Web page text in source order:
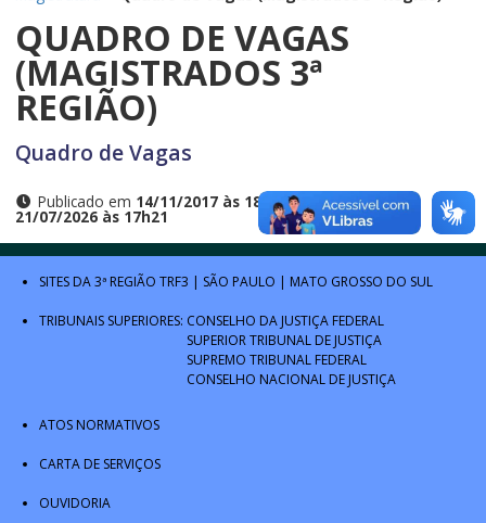
QUADRO DE VAGAS
(MAGISTRADOS 3ª
REGIÃO)
Quadro de Vagas
Publicado em 14/11/2017 às 18h56e atualizado em
21/07/2026 às 17h21
SITES DA 3ª REGIÃO TRF3 | SÃO PAULO | MATO GROSSO DO SUL
TRIBUNAIS SUPERIORES: CONSELHO DA JUSTIÇA FEDERAL
SUPERIOR TRIBUNAL DE JUSTIÇA
SUPREMO TRIBUNAL FEDERAL
CONSELHO NACIONAL DE JUSTIÇA
ATOS NORMATIVOS
CARTA DE SERVIÇOS
OUVIDORIA